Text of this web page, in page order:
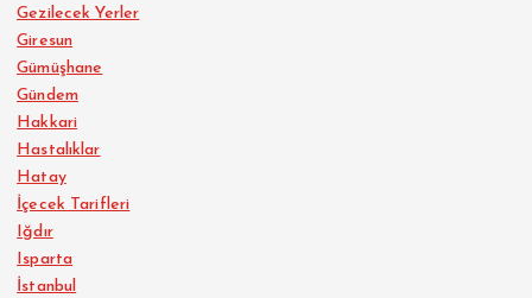
Gezilecek Yerler
Giresun
Gümüşhane
Gündem
Hakkari
Hastalıklar
Hatay
İçecek Tarifleri
Iğdır
Isparta
İstanbul